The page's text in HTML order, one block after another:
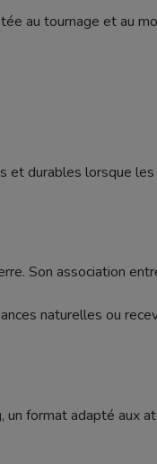
au tournage et au
et durables lorsque
Son association
naturelles ou
, un format adapté aux